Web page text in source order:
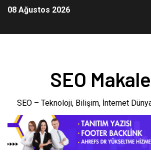
08 Ağustos 2026
SEO
SEO – Teknoloji, Bilişim, İnternet